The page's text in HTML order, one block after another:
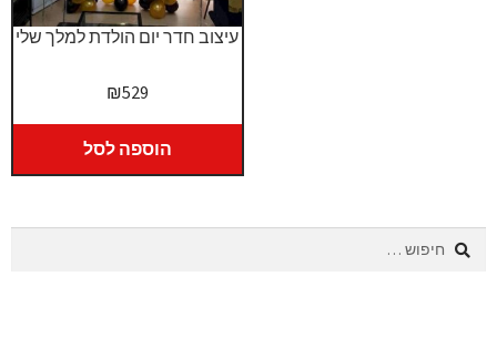
עיצוב חדר יום הולדת למלך שלי
₪529
הוספה לסל
חיפוש: